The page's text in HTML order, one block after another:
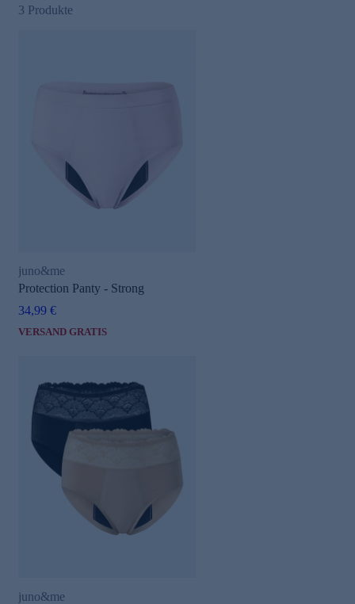
3 Produkte
juno&me
Protection Panty - Strong
34,99 €
VERSAND GRATIS
juno&me